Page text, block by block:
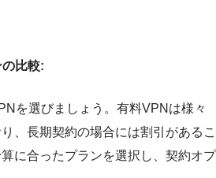
比較:
を選びましょう。有料VPNは様々
、長期契約の場合には割引があるこ
に合ったプランを選択し、契約オプ